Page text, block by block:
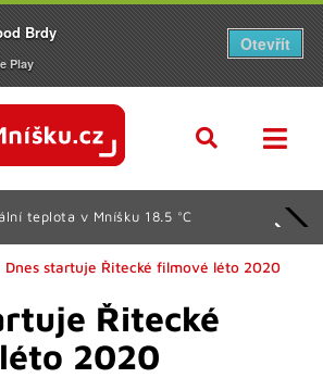
teplota v Mníšku 18.5 °C
Dnes startuje Řitecké filmové léto 2020
Řitecké
2020
Brdy
Play
Otevřít